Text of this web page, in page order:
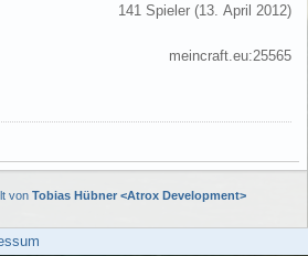
141 Spieler (13. April 2012)
meincraft.eu:25565
von Tobias Hübner <Atrox Development>